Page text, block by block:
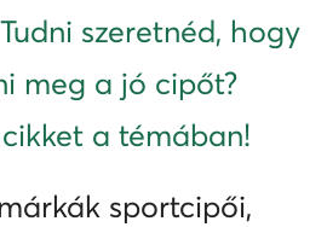
Tudni szeretnéd, hogy
meg a jó cipőt?
a témában!
sportcipői,